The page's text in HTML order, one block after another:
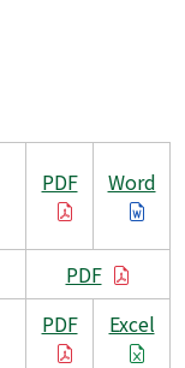
PDF Word
PDF
PDF Excel